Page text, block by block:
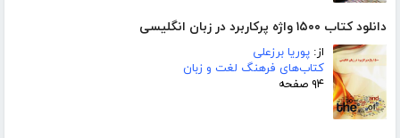
دانلود کتاب ۱۵۰۰ واژه پرکاربرد در زبان انگلیسی
از: پوریا برزعلی
کتاب‌های فرهنگ لغت و زبان
۹۴ صفحه